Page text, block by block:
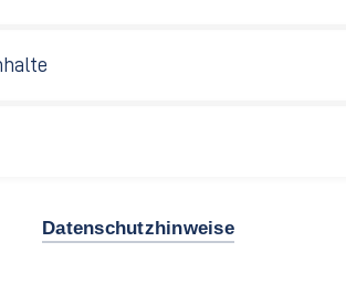
bei Infoveranstaltungen für
Studierende der Hochschule
Datenschutzhinweise